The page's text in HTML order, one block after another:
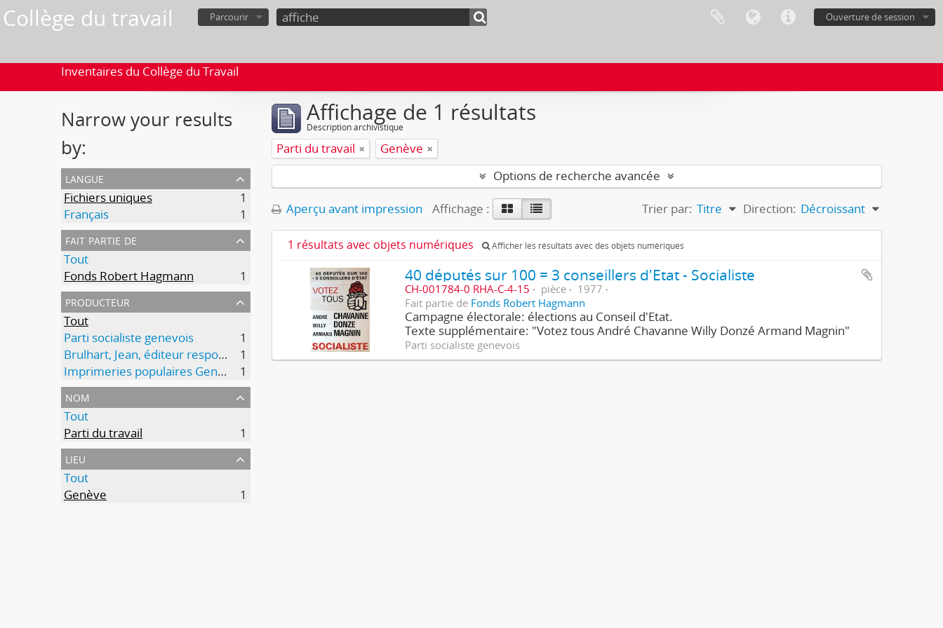
Collège du travail Ouverture de session
Parcourir
Inventaires du Collège du Travail
Narrow your results
by:
langue
Fichiers uniques
1
Français
1
fait partie de
Tout
Fonds Robert Hagmann
1
producteur
Tout
Parti socialiste genevois
1
Brulhart, Jean, éditeur responsable
1
Imprimeries populaires Genève
1
nom
Tout
Parti du travail
1
lieu
Tout
Genève
1
Affichage de 1 résultats
Description archivistique
Parti du travail
Genève
Options de recherche avancée
Aperçu avant impression Affichage : Trier par: Titre Direction: Décroissant
1 résultats avec objets numériques Afficher les résultats avec des objets numériques
40 députés sur 100 = 3 conseillers d'Etat - Socialiste
CH-001784-0 RHA-C-4-15 pièce
1977
Fait partie de Fonds Robert Hagmann
Campagne électorale: élections au Conseil d'Etat.
Texte supplémentaire: "Votez tous André Chavanne Willy Donzé Armand Magnin"
Parti socialiste genevois